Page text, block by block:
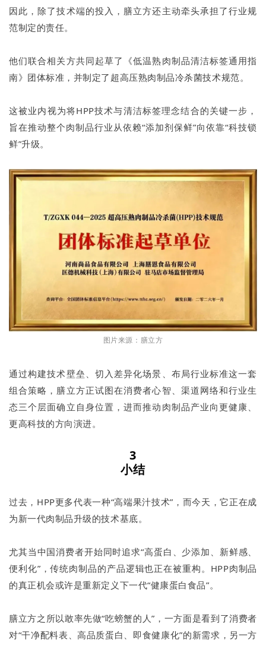
因此，除了技术端的投入，膳立方还主动牵头承担了行业规
范制定的责任。
他们联合相关方共同起草了《低温熟肉制品清洁标签通用指
南》团体标准，并制定了超高压熟肉制品冷杀菌技术规范。
这被业内视为将HPP技术与清洁标签理念结合的关键一步，
旨在推动整个肉制品行业从依赖“添加剂保鲜”向依靠“科技锁
鲜”升级。
图片来源：膳立方
通过构建技术壁垒、切入差异化场景、布局行业标准这一套
组合策略，膳立方正试图在消费者心智、渠道网络和行业生
态三个层面确立自身位置，进而推动肉制品产业向更健康、
更高科技的方向演进。
3
小结
过去，HPP更多代表一种“高端果汁技术”，而今天，它正在成
为新一代肉制品升级的技术基底。
尤其当中国消费者开始同时追求“高蛋白、少添加、新鲜感、
便利化”，传统肉制品的产品逻辑也正在被重构。HPP肉制品
的真正机会或许是重新定义下一代“健康蛋白食品”。
膳立方之所以敢率先做“吃螃蟹的人”，一方面是看到了消费者
对“干净配料表、高品质蛋白、即食健康化”的新需求，另一方